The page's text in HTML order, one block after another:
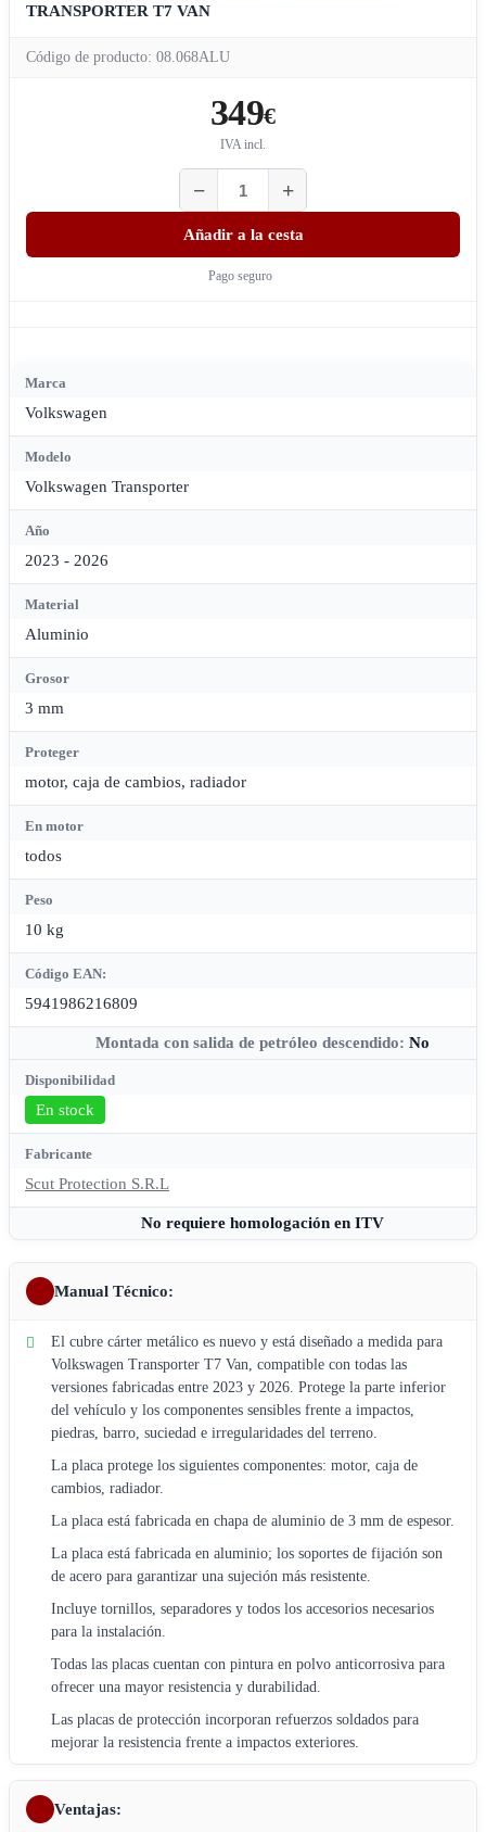
TRANSPORTER T7 VAN
Código de producto: 08.068ALU
349€
IVA incl.
Añadir a la cesta
Pago seguro
Marca
Volkswagen
Modelo
Volkswagen Transporter
Año
2023 - 2026
Material
Aluminio
Grosor
3 mm
Proteger
motor, caja de cambios, radiador
En motor
todos
Peso
10 kg
Código EAN:
5941986216809
Montada con salida de petróleo descendido: No
Disponibilidad
En stock
Fabricante
Scut Protection S.R.L
No requiere homologación en ITV
Manual Técnico:
El cubre cárter metálico es nuevo y está diseñado a medida para
Volkswagen Transporter T7 Van, compatible con todas las
versiones fabricadas entre 2023 y 2026. Protege la parte inferior
del vehículo y los componentes sensibles frente a impactos,
piedras, barro, suciedad e irregularidades del terreno.
La placa protege los siguientes componentes: motor, caja de
cambios, radiador.
La placa está fabricada en chapa de aluminio de 3 mm de espesor.
La placa está fabricada en aluminio; los soportes de fijación son
de acero para garantizar una sujeción más resistente.
Incluye tornillos, separadores y todos los accesorios necesarios
para la instalación.
Todas las placas cuentan con pintura en polvo anticorrosiva para
ofrecer una mayor resistencia y durabilidad.
Las placas de protección incorporan refuerzos soldados para
mejorar la resistencia frente a impactos exteriores.
Ventajas: